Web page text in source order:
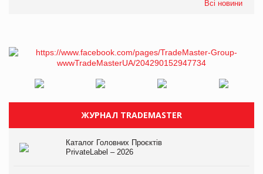
Всі новини
ЖУРНАЛ TRADEMASTER
Каталог Головних Проєктів
PrivateLabel – 2026